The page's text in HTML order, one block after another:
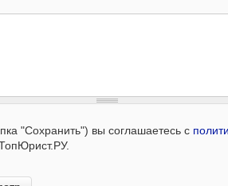
"Сохранить") вы соглашаетесь с